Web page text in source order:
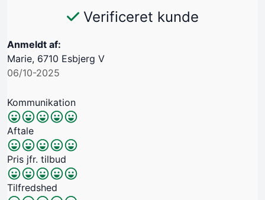
Verificeret kunde
Anmeldt af:
Marie, 6710 Esbjerg V
06/10-2025
Kommunikation
Aftale
Pris jfr. tilbud
Tilfredshed